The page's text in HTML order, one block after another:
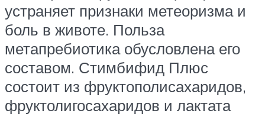
устраняет признаки метеоризма и
боль в животе. Польза
метапребиотика обусловлена его
составом. Стимбифид Плюс
состоит из фруктополисахаридов,
фруктолигосахаридов и лактата